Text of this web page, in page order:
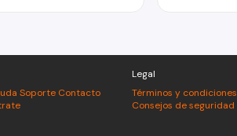
Soporte Contacto
Legal
Términos y condiciones
Consejos de seguridad